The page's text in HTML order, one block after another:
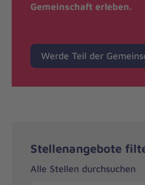
Gemeinschaft erleben.
Werde Teil der
Stellenangebote
Alle Stellen durchsuchen